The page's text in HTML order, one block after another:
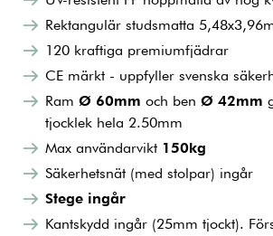
Rektangulär studsmatta
120 kraftiga premiumfjädrar
CE märkt - uppfyller svenska
Ram Ø 60mm och ben Ø 42mm
tjocklek hela 2.50mm
Max användarvikt 150kg
Säkerhetsnät (med stolpar) ingår
Stege ingår
Kantskydd ingår (25mm tjockt).